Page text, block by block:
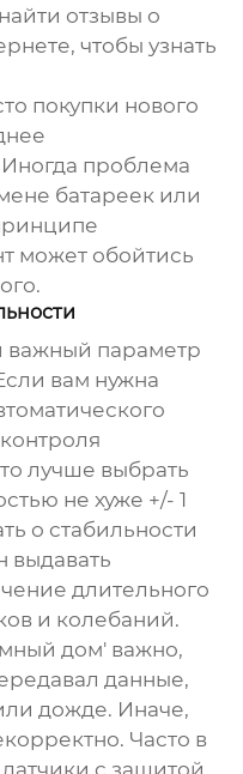
отзывы о
чтобы узнать
покупки нового
проблема
батареек или
может обойтись
важный параметр
вам нужна
лучше выбрать
не хуже +/- 1
о стабильности
выдавать
длительного
и колебаний.
дом' важно,
данные,
дожде. Иначе,
Часто в